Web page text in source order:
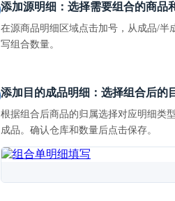
添加源明细：选择需要组合的商品
在源商品明细区域点击加号，从成品/半
写组合数量。
添加目的成品明细：选择组合后的
根据组合后商品的归属选择对应明细类
成品。确认仓库和数量后点击保存。